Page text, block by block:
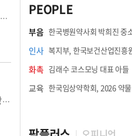
대통령이 다시 한번 나섰다. 지난달 청와대 영빈관에서 개최된 바이오헬스 신시장창출 전략회의를 주재한 대통령은 바이오헬스 산업을 제2의 반도체 산업으로 육성하겠다는 의지를 천명했다. 바이오헬스를 제2의 ...
올해 국정감사가 마무리됐다. 정권교체 이후 처음 열린 국감이라 여야가 뒤바뀐 상황에서 공세와 수세의 정치적 공방이 이뤄지다 보니 보건복지위 상임위 역시 인물 공세나 과거 발언, 경력 들추기 등 정치적 관...
PEOPLE
부음
인사
화촉 김래수 코스모닝 대표 아들
교육